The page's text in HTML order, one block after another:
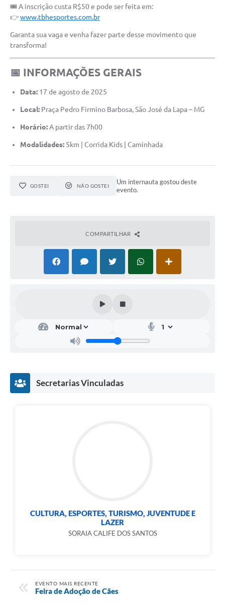
🎟️ A inscrição custa R$50 e pode ser feita em:
👉www.tbhesportes.com.br
Garanta sua vaga e venha fazer parte desse movimento que
transforma!
📅 INFORMAÇÕES GERAIS
Data: 17 de agosto de 2025
Local: Praça Pedro Firmino Barbosa, São José da Lapa – MG
Horário:A partir das 7h00
Modalidades: 5km | Corrida Kids | Caminhada
GOSTEI NÃO GOSTEI
Um internauta gostou deste
evento.
COMPARTILHAR
Secretarias Vinculadas
CULTURA, ESPORTES, TURISMO, JUVENTUDE E
LAZER
SORAIA CALIFE DOS SANTOS
EVENTO MAIS RECENTE
Feira de Adoção de Cães